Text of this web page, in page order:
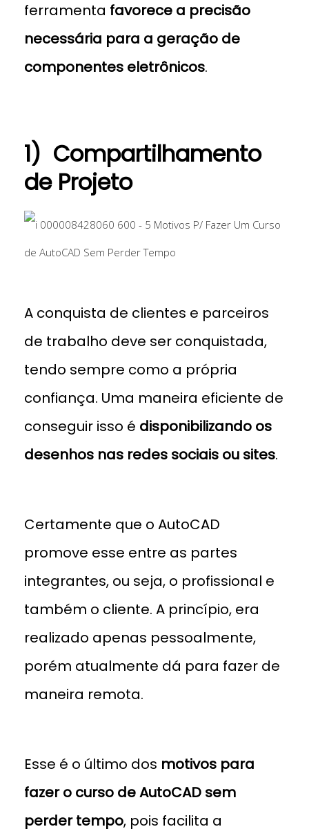
ferramenta favorece a precisão
necessária para a geração de
componentes eletrônicos.
1) Compartilhamento
de Projeto
A conquista de clientes e parceiros
de trabalho deve ser conquistada,
tendo sempre como a própria
confiança. Uma maneira eficiente de
conseguir isso é disponibilizando os
desenhos nas redes sociais ou sites.
Certamente que o AutoCAD
promove esse entre as partes
integrantes, ou seja, o profissional e
também o cliente. A princípio, era
realizado apenas pessoalmente,
porém atualmente dá para fazer de
maneira remota.
Esse é o último dos motivos para
fazer o curso de AutoCAD sem
perder tempo, pois facilita a